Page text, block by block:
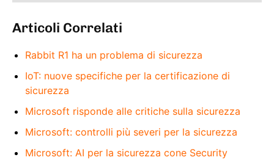
Articoli Correlati
Rabbit R1 ha un problema di sicurezza
IoT: nuove specifiche per la certificazione di
sicurezza
Microsoft risponde alle critiche sulla sicurezza
Microsoft: controlli più severi per la sicurezza
Microsoft: AI per la sicurezza cone Security